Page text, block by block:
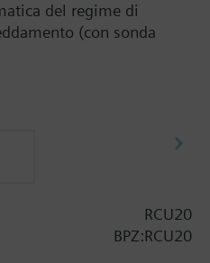
del regime di
(con sonda
(4 K riscaldamento, 2
RCU20
BPZ:RCU20